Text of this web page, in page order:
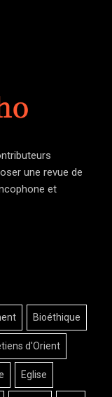
une revue de
et
Bioéthique
d'Orient
Eglise